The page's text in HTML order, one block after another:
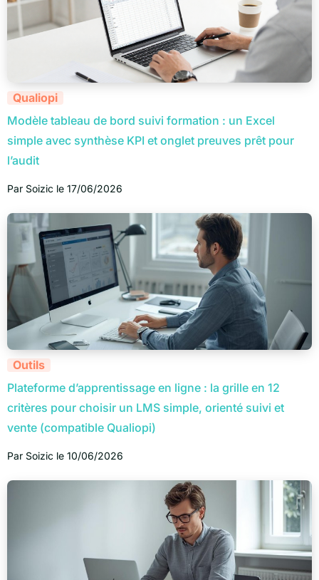
Qualiopi
Modèle tableau de bord suivi formation : un Excel
simple avec synthèse KPI et onglet preuves prêt pour
l’audit
Par Soizic le 17/06/2026
Outils
Plateforme d’apprentissage en ligne : la grille en 12
critères pour choisir un LMS simple, orienté suivi et
vente (compatible Qualiopi)
Par Soizic le 10/06/2026